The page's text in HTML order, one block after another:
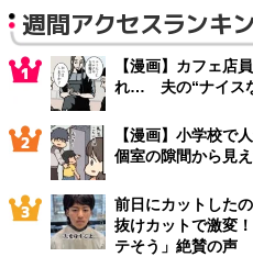
週間アクセスランキ
【漫画】カフェ店
れ… 夫の“ナイスな
【漫画】小学校
個室の隙間から見
前日にカットした
抜けカットで激変
テそう」絶賛の声